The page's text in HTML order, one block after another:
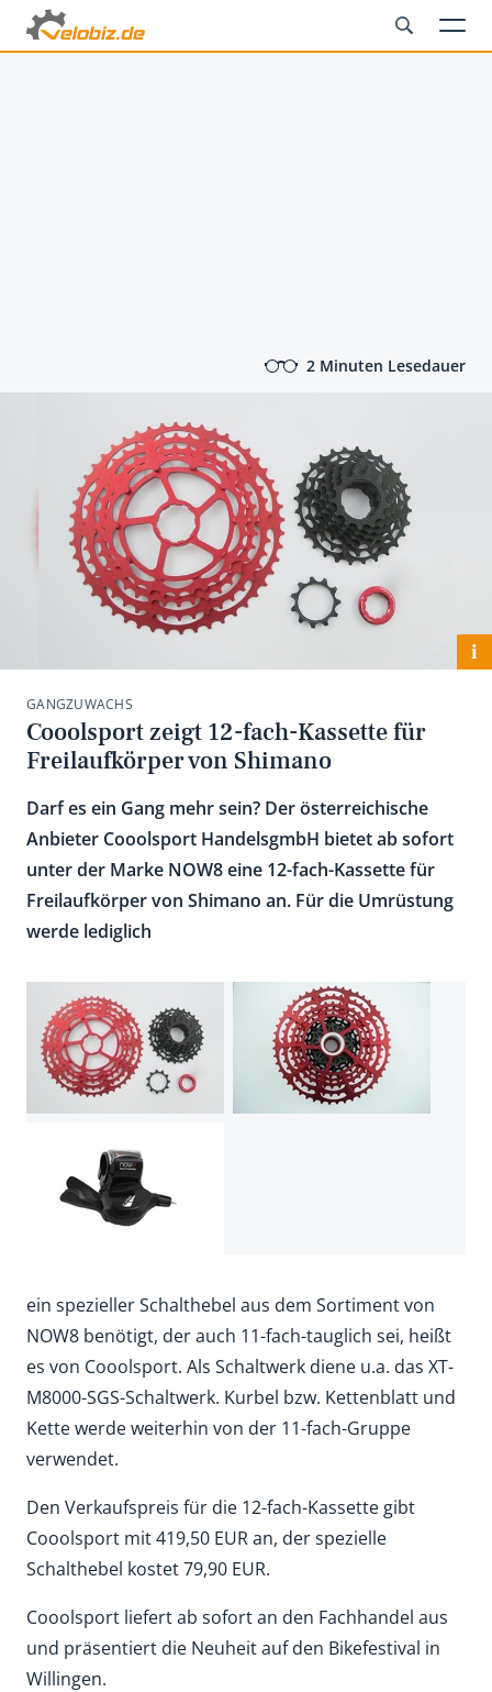
2 Minuten Lesedauer
i
GANGZUWACHS
Cooolsport zeigt 12-fach-Kassette für
Freilaufkörper von Shimano
Darf es ein Gang mehr sein? Der österreichische
Anbieter Cooolsport HandelsgmbH bietet ab sofort
unter der Marke NOW8 eine 12-fach-Kassette für
Freilaufkörper von Shimano an. Für die Umrüstung
werde lediglich
ein spezieller Schalthebel aus dem Sortiment von
NOW8 benötigt, der auch 11-fach-tauglich sei, heißt
es von Cooolsport. Als Schaltwerk diene u.a. das XT-
M8000-SGS-Schaltwerk. Kurbel bzw. Kettenblatt und
Kette werde weiterhin von der 11-fach-Gruppe
verwendet.
Den Verkaufspreis für die 12-fach-Kassette gibt
Cooolsport mit 419,50 EUR an, der spezielle
Schalthebel kostet 79,90 EUR.
Cooolsport liefert ab sofort an den Fachhandel aus
und präsentiert die Neuheit auf den Bikefestival in
Willingen.